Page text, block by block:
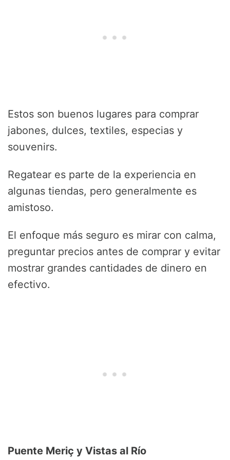
Estos son buenos lugares para comprar
jabones, dulces, textiles, especias y
souvenirs.
Regatear es parte de la experiencia en
algunas tiendas, pero generalmente es
amistoso.
El enfoque más seguro es mirar con calma,
preguntar precios antes de comprar y evitar
mostrar grandes cantidades de dinero en
efectivo.
Puente Meriç y Vistas al Río